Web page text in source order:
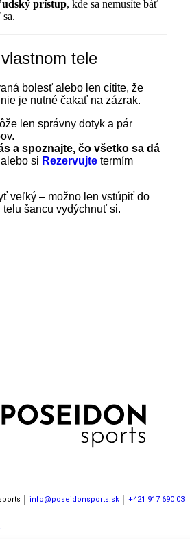
prístup, kde sa nemusíte báť
tele
bolesť alebo len cítite, že
je nutné čakať na zázrak.
len správny dotyk a pár
a spoznajte, čo všetko sa dá
alebo si Rezervujte termím
veľký – možno len vstúpiť do
šancu vydýchnuť si.
│ info@poseidonsports.sk +421 917 690 033